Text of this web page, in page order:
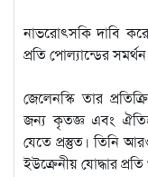
নাভরোৎসকি দাবি
প্রতি পোল্যান্ডের
জেলেনস্কি তার
জন্য কৃতজ্ঞ এবং
যেতে প্রস্তুত। তিনি
ইউক্রেনীয় যোদ্ধার প্রতি